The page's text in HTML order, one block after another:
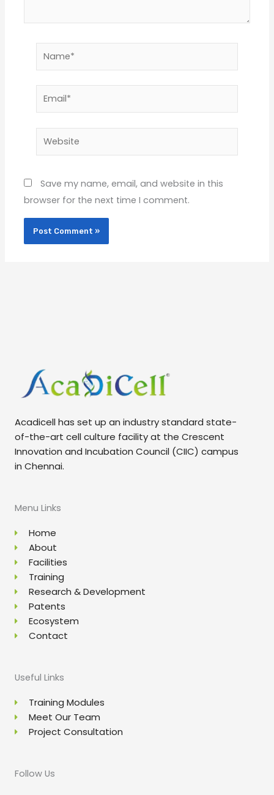
Email*
Website
Save my name, email, and website in this
browser for the next time I comment.
Acadicell has set up an industry standard state-
of-the-art cell culture facility at the Crescent
Innovation and Incubation Council (CIIC) campus
in Chennai.
Menu Links
Home
About
Facilities
Training
Research & Development
Patents
Ecosystem
Contact
Useful Links
Training Modules
Meet Our Team
Project Consultation
Follow Us